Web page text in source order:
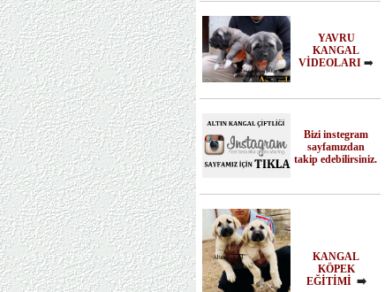
YAVRU
KANGAL
VİDEOLARI ➡️
Bizi instegram
sayfamızdan
takip edebilirsiniz.
KANGAL
KÖPEK
EĞİTİMİ➡️